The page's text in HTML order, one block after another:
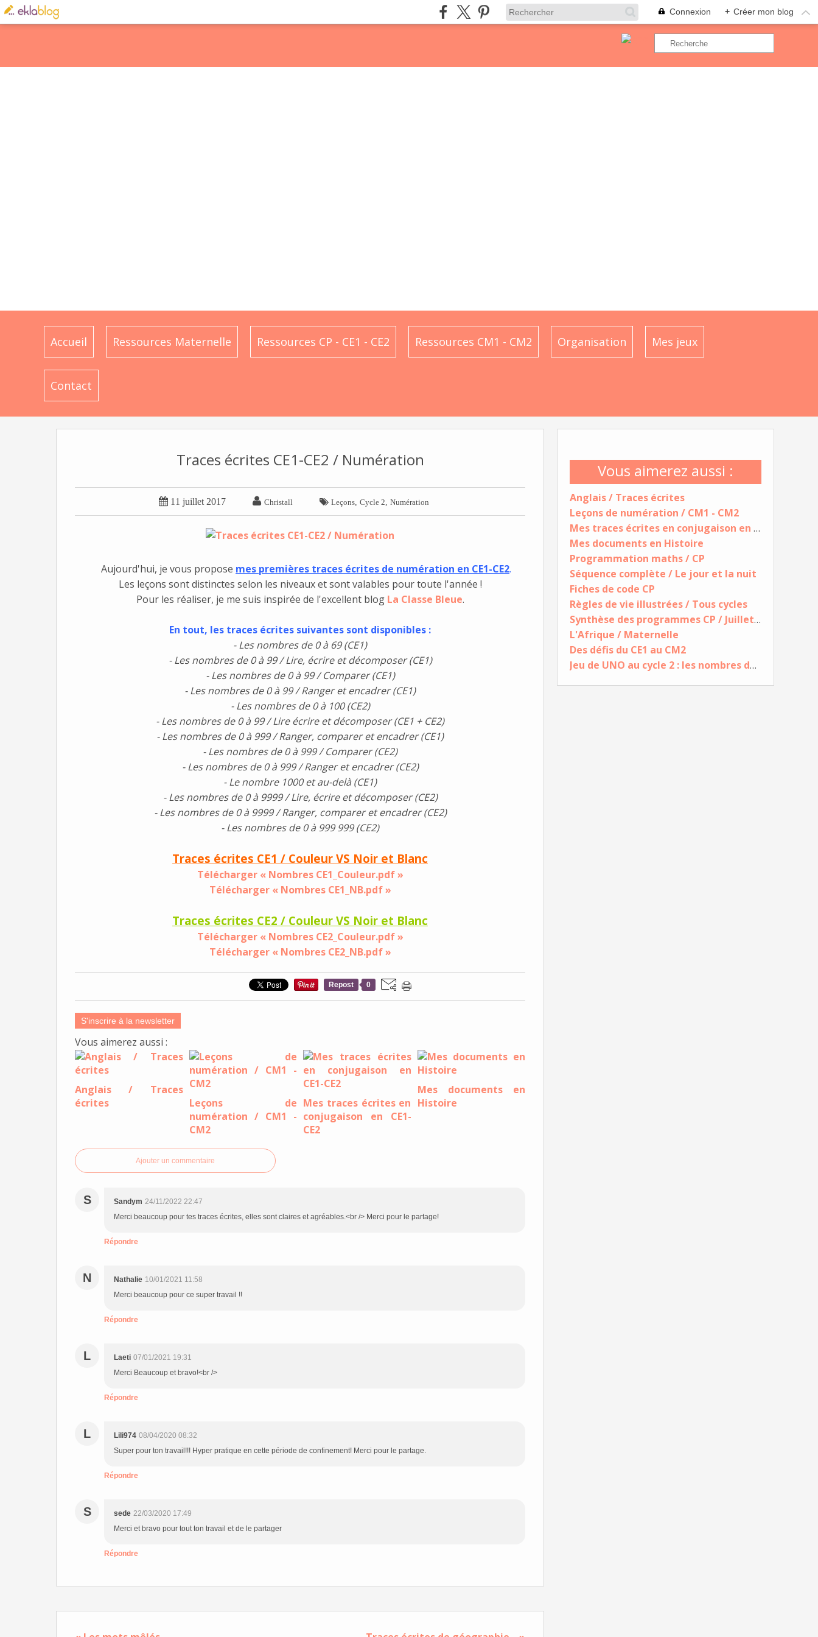
Connexion + Créer mon blog
Accueil Ressources Maternelle Ressources CP - CE1 - CE2 Ressources CM1 - CM2 Organisation Mes jeux
Contact
Vous aimerez aussi :
Anglais / Traces écrites
Leçons de numération / CM1 - CM2
Mes traces écrites en conjugaison en CE1-CE2
Mes documents en Histoire
Programmation maths / CP
Séquence complète / Le jour et la nuit
Fiches de code CP
Règles de vie illustrées / Tous cycles
Synthèse des programmes CP / Juillet 2026
L'Afrique / Maternelle
Des défis du CE1 au CM2
Jeu de UNO au cycle 2 : les nombres de 70 à 100
Traces écrites CE1-CE2 / Numération
 11 juillet 2017  Christall  Leçons Cycle 2 Numération
Aujourd'hui, je vous propose mes premières traces écrites de numération en CE1-CE2.
Les leçons sont distinctes selon les niveaux et sont valables pour toute l'année !
Pour les réaliser, je me suis inspirée de l'excellent blog La Classe Bleue.
En tout, les traces écrites suivantes sont disponibles :
- Les nombres de 0 à 69 (CE1)
- Les nombres de 0 à 99 / Lire, écrire et décomposer (CE1)
- Les nombres de 0 à 99 / Comparer (CE1)
- Les nombres de 0 à 99 / Ranger et encadrer (CE1)
- Les nombres de 0 à 100 (CE2)
- Les nombres de 0 à 99 / Lire écrire et décomposer (CE1 + CE2)
- Les nombres de 0 à 999 / Ranger, comparer et encadrer (CE1)
- Les nombres de 0 à 999 / Comparer (CE2)
- Les nombres de 0 à 999 / Ranger et encadrer (CE2)
- Le nombre 1000 et au-delà (CE1)
- Les nombres de 0 à 9999 / Lire, écrire et décomposer (CE2)
- Les nombres de 0 à 9999 / Ranger, comparer et encadrer (CE2)
- Les nombres de 0 à 999 999 (CE2)
Traces écrites CE1 / Couleur VS Noir et Blanc
Télécharger « Nombres CE1_Couleur.pdf »
Télécharger « Nombres CE1_NB.pdf »
Traces écrites CE2 / Couleur VS Noir et Blanc
Télécharger « Nombres CE2_Couleur.pdf »
Télécharger « Nombres CE2_NB.pdf »
Repost 0
S'inscrire à la newsletter
Vous aimerez aussi :
Anglais / Traces
écrites
Leçons de
numération / CM1 -
CM2
Mes traces écrites en
conjugaison en CE1-
CE2
Mes documents en
Histoire
Ajouter un commentaire
S Sandym 24/11/2022 22:47
Merci beaucoup pour tes traces écrites, elles sont claires et agréables.<br /> Merci pour le partage!
Répondre
N Nathalie 10/01/2021 11:58
Merci beaucoup pour ce super travail !!
Répondre
L Laeti 07/01/2021 19:31
Merci Beaucoup et bravo!<br />
Répondre
L Lili974 08/04/2020 08:32
Super pour ton travail!!! Hyper pratique en cette période de confinement! Merci pour le partage.
Répondre
S sede 22/03/2020 17:49
Merci et bravo pour tout ton travail et de le partager
Répondre